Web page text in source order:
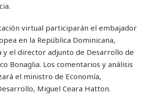
virtual participarán el embajador
en la República Dominicana,
y el director adjunto de Desarrollo de
Bonaglia. Los comentarios y análisis
el ministro de Economía,
Miguel Ceara Hatton.